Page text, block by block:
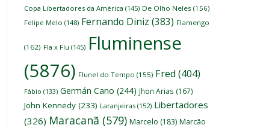
Copa Libertadores da América (145) De Olho Neles (156)
Felipe Melo (148) Fernando Diniz (383) Flamengo
(162) Fla x Flu (145) Fluminense
(5876) Flunel do Tempo (155) Fred (404)
Fábio (133) Germán Cano (244) Jhon Arias (167)
John Kennedy (233) Laranjeiras (152) Libertadores
(326) Maracanã (579) Marcelo (183) Marcão